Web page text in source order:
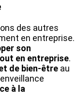
des autres
en entreprise.
son
en entreprise.
de bien-être au
à la